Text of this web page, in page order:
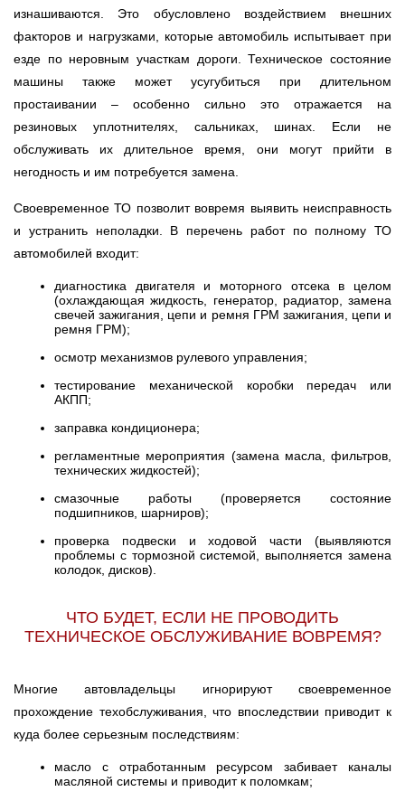
изнашиваются. Это обусловлено воздействием внешних
факторов и нагрузками, которые автомобиль испытывает при
езде по неровным участкам дороги. Техническое состояние
машины также может усугубиться при длительном
простаивании – особенно сильно это отражается на
резиновых уплотнителях, сальниках, шинах. Если не
обслуживать их длительное время, они могут прийти в
негодность и им потребуется замена.
Своевременное ТО позволит вовремя выявить неисправность
и устранить неполадки. В перечень работ по полному ТО
автомобилей входит:
диагностика двигателя и моторного отсека в целом
(охлаждающая жидкость, генератор, радиатор, замена
свечей зажигания, цепи и ремня ГРМ зажигания, цепи и
ремня ГРМ);
осмотр механизмов рулевого управления;
тестирование механической коробки передач или
АКПП;
заправка кондиционера;
регламентные мероприятия (замена масла, фильтров,
технических жидкостей);
смазочные работы (проверяется состояние
подшипников, шарниров);
проверка подвески и ходовой части (выявляются
проблемы с тормозной системой, выполняется замена
колодок, дисков).
ЧТО БУДЕТ, ЕСЛИ НЕ ПРОВОДИТЬ
ТЕХНИЧЕСКОЕ ОБСЛУЖИВАНИЕ ВОВРЕМЯ?
Многие автовладельцы игнорируют своевременное
прохождение техобслуживания, что впоследствии приводит к
куда более серьезным последствиям:
масло с отработанным ресурсом забивает каналы
масляной системы и приводит к поломкам;